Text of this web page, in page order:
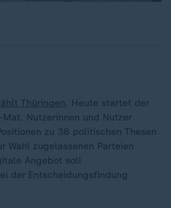
Thüringen. Heute startet der
Mat. Nutzerinnen und Nutzer
zu 38 politischen Thesen
Wahl zugelassenen Parteien
Angebot soll
der Entscheidungsfindung